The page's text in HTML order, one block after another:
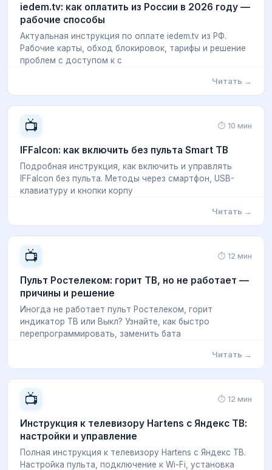
iedem.tv: как оплатить из России в 2026 году —
рабочие способы
Актуальная инструкция по оплате iedem.tv из РФ.
Рабочие карты, обход блокировок, тарифы и решение
проблем с доступом к с
Читать →
📺 ⏱ 10 мин
IFFalcon: как включить без пульта Smart ТВ
Подробная инструкция, как включить и управлять
IFFalcon без пульта. Методы через смартфон, USB-
клавиатуру и кнопки корпу
Читать →
📺 ⏱ 12 мин
Пульт Ростелеком: горит ТВ, но не работает —
причины и решение
Иногда не работает пульт Ростелеком, горит
индикатор ТВ или Выкл? Узнайте, как быстро
перепрограммировать, заменить бата
Читать →
📺 ⏱ 12 мин
Инструкция к телевизору Hartens с Яндекс ТВ:
настройки и управление
Полная инструкция к телевизору Hartens с Яндекс ТВ.
Настройка пульта, подключение к Wi-Fi, установка